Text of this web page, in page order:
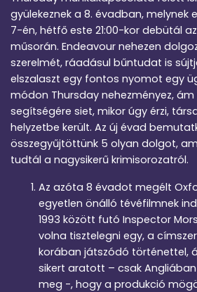
gyülekeznek a 8. évadban, melynek
7-én, hétfő este 21:00-kor debütál
műsorán. Endeavour nehezen
szerelmét, ráadásul bűntudat is
elszalaszt egy fontos nyomot egy
módon Thursday nehezményez,
segítségére siet, mikor úgy érzi,
helyzetbe került. Az új évad
összegyűjtöttünk 5 olyan dolgot,
tudtál a nagysikerű krimisorozatról.
Az azóta 8 évadot megélt
egyetlen önálló tévéfilmnek
1993 között futó Inspector
volna tisztelegni egy, a
korában játszódó történettel,
sikert aratott – csak
meg -, hogy a produkció